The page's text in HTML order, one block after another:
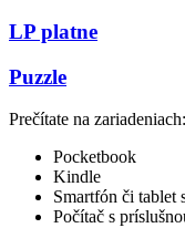
LP platne
Puzzle
Prečítate na zariadeniach:
Pocketbook
Kindle
Smartfón či tablet
Počítač s